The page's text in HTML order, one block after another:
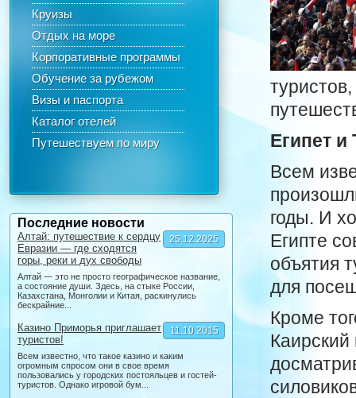
Круизы
Отдых на море
Корпоративные программы
Обучение за рубежом
Визы и паспорта
Каталог отелей
Путешествуем по миру
Последние новости
25.12.2025
Алтай: путешествие к сердцу
Евразии — где сходятся
горы, реки и дух свободы
Алтай — это не просто географическое название,
а состояние души. Здесь, на стыке России,
Казахстана, Монголии и Китая, раскинулись
бескрайние...
11.10.2015
Казино Приморья приглашает
туристов!
Всем известно, что такое казино и каким
огромным спросом они в свое время
пользовались у городских постояльцев и гостей-
туристов. Однако игровой бум...
Египет и
Всем
годы. И
Египте
объятия
для
Кроме